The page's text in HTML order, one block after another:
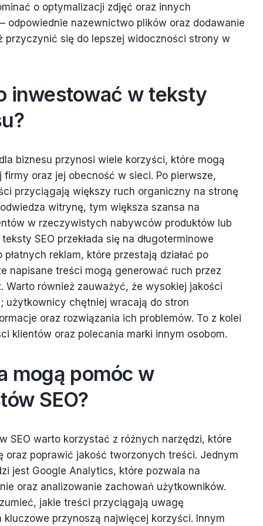
o optymalizacji zdjęć oraz innych
odpowiednie nazewnictwo plików oraz dodawanie
przyczynić się do lepszej widoczności strony w
inwestować w teksty
biznesu przynosi wiele korzyści, które mogą
firmy oraz jej obecność w sieci. Po pierwsze,
przyciągają większy ruch organiczny na stronę
witrynę, tym większa szansa na
w rzeczywistych nabywców produktów lub
SEO przekłada się na długoterminowe
reklam, które przestają działać po
napisane treści mogą generować ruch przez
Warto również zauważyć, że wysokiej jakości
użytkownicy chętniej wracają do stron
oraz rozwiązania ich problemów. To z kolei
klientów oraz polecania marki innym osobom.
mogą pomóc w
SEO?
SEO warto korzystać z różnych narzędzi, które
oraz poprawić jakość tworzonych treści. Jednym
jest Google Analytics, które pozwala na
oraz analizowanie zachowań użytkowników.
jakie treści przyciągają uwagę
kluczowe przynoszą najwięcej korzyści. Innym